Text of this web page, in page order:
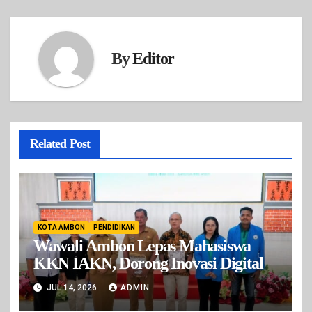
ByEditor
Related Post
KOTA AMBON PENDIDIKAN
Wawali Ambon Lepas Mahasiswa
KKN IAKN, Dorong Inovasi Digital
JUL 14, 2026 ADMIN